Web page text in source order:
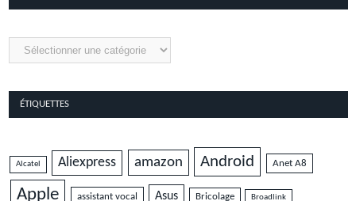
Catégories
ÉTIQUETTES
Alcatel Aliexpress amazon Android Anet A8
Apple assistant vocal Asus Bricolage Broadlink